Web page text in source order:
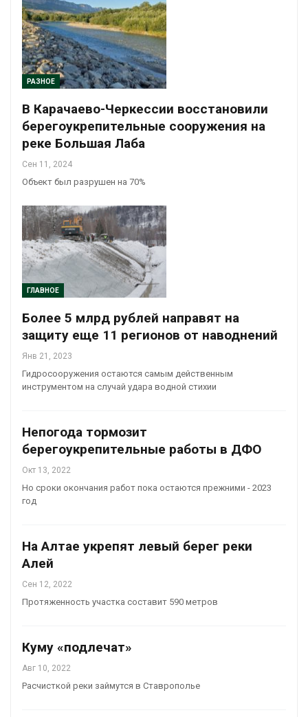
РАЗНОЕ
В Карачаево-Черкессии восстановили
берегоукрепительные сооружения на
реке Большая Лаба
Сен 11, 2024
Объект был разрушен на 70%
ГЛАВНОЕ
Более 5 млрд рублей направят на
защиту еще 11 регионов от наводнений
Янв 21, 2023
Гидросооружения остаются самым действенным
инструментом на случай удара водной стихии
Непогода тормозит
берегоукрепительные работы в ДФО
Окт 13, 2022
Но сроки окончания работ пока остаются прежними - 2023
год
На Алтае укрепят левый берег реки
Алей
Сен 12, 2022
Протяженность участка составит 590 метров
Куму «подлечат»
Авг 10, 2022
Расчисткой реки займутся в Ставрополье